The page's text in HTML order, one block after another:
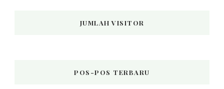
JUMLAH VISITOR
POS-POS TERBARU